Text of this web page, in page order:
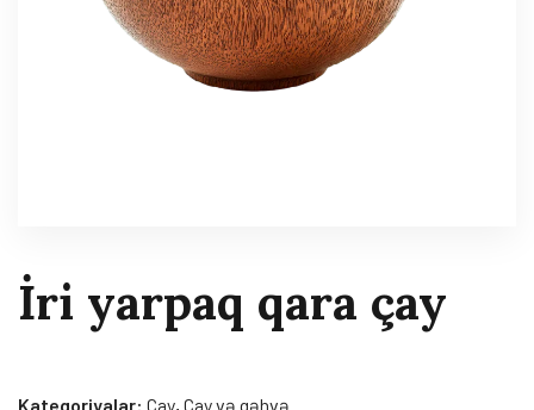
İri yarpaq qara çay
Kateqoriyalar: Çay, Çay və qəhvə